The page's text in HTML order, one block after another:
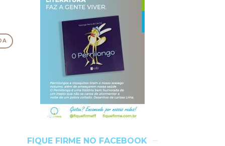
FIQUE FIRME NO FACEBOOK